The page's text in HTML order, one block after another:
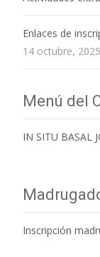
Enlaces de
14 octubre, 2025
Menú del
IN SITU BASAL
Inscripción